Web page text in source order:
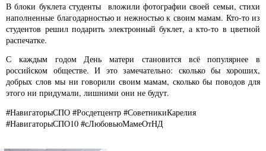
В блоки буклета студенты вложили фотографии своей семьи, стихи
наполненные благодарностью и нежностью к своим мамам. Кто-то из
студентов решил подарить электронный буклет, а кто-то в цветной
распечатке.
С каждым годом День матери становится всё популярнее в
российском обществе. И это замечательно: сколько бы хороших,
добрых слов мы ни говорили своим мамам, сколько бы поводов для
этого ни придумали, лишними они не будут.
#НавигаторыСПО #Росдетцентр #СоветникиКарелия
#НавигаторыСПО10 #сЛюбовьюМамеОтНД